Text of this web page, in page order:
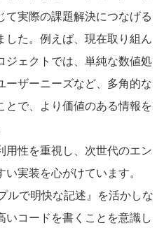
実際の課題解決につなげる
した。例えば、現在取り組ん
ジェクトでは、単純な数値処
ザーニーズなど、多角的な
で、より価値のある情報を
用性を重視し、次世代のエン
実装を心がけています。
ルで明快な記述』を活かしな
コードを書くことを意識し